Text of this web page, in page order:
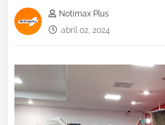
Notimax Plus
abril 02, 2024